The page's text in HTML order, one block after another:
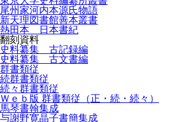
尾州家河内本源氏物語
新天理図書館善本叢書
熱田本 日本書紀
翻刻資料
史料纂集 古記録編
史料纂集 古文書編
群書類従
続群書類従
続々群書類従
Ｗｅｂ版 群書類従（正・続・続々）
馬琴書翰集成
与謝野寛晶子書簡集成